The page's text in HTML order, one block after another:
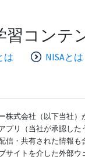
習コンテ
は NISAとは
株式会社（以下当社）
プリ（当社が承認した
信・共有された情報
サイトを介した外部